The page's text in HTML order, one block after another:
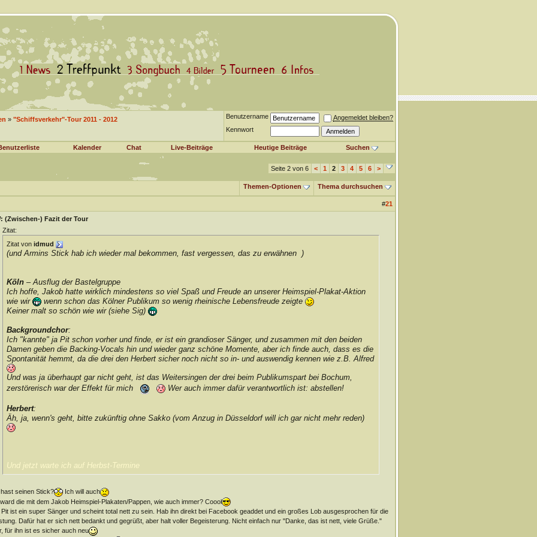
» "Schiffsverkehr"-Tour 2011 - 2012 Benutzername
Angemeldet bleiben?
Kennwort
Kalender Chat Live-Beiträge Heutige Beiträge Suchen
Seite 2 von 6 < 1 2 3 4 5 6 >
Themen-Optionen Thema durchsuchen
#21
(Zwischen-) Fazit der Tour
Zitat:
Zitat von idmud
(und Armins Stick hab ich wieder mal bekommen, fast vergessen, das zu erwähnen )
Köln – Ausflug der Bastelgruppe
Ich hoffe, Jakob hatte wirklich mindestens so viel Spaß und Freude an unserer Heimspiel-Plakat-Aktion
wie wir
wenn schon das Kölner Publikum so wenig rheinische Lebensfreude zeigte
Keiner malt so schön wie wir (siehe Sig)
Backgroundchor:
Ich "kannte" ja Pit schon vorher und finde, er ist ein grandioser Sänger, und zusammen mit den beiden
Damen geben die Backing-Vocals hin und wieder ganz schöne Momente, aber ich finde auch, dass es die
Spontanität hemmt, da die drei den Herbert sicher noch nicht so in- und auswendig kennen wie z.B. Alfred
Und was ja überhaupt gar nicht geht, ist das Weitersingen der drei beim Publikumspart bei Bochum,
zerstörerisch war der Effekt für mich
Wer auch immer dafür verantwortlich ist: abstellen!
Herbert:
Äh, ja, wenn's geht, bitte zukünftig ohne Sakko (vom Anzug in Düsseldorf will ich gar nicht mehr reden)
Und jetzt warte ich auf Herbst-Termine
seinen Stick?
Ich will auch
die mit dem Jakob Heimspiel-Plakaten/Pappen, wie auch immer? Coool
ist ein super Sänger und scheint total nett zu sein. Hab ihn direkt bei Facebook geaddet und ein großes Lob ausgesprochen für die
Dafür hat er sich nett bedankt und gegrüßt, aber halt voller Begeisterung. Nicht einfach nur "Danke, das ist nett, viele Grüße."
für ihn ist es sicher auch neu